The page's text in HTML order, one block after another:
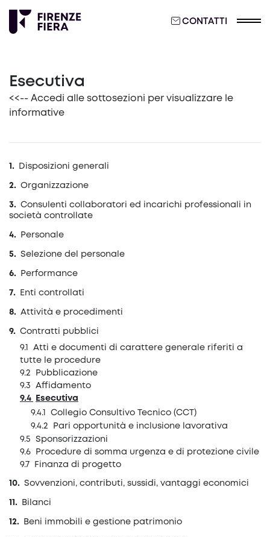
CONTATTI
Disposizioni generali
Organizzazione
Consulenti collaboratori ed incarichi professionali in
società controllate
Personale
Selezione del personale
Performance
Enti controllati
Attività e procedimenti
Contratti pubblici
Atti e documenti di carattere generale riferiti a
tutte le procedure
Pubblicazione
Affidamento
Esecutiva
Collegio Consultivo Tecnico (CCT)
Pari opportunità e inclusione lavorativa
Sponsorizzazioni
Procedure di somma urgenza e di protezione civile
Finanza di progetto
Sovvenzioni, contributi, sussidi, vantaggi economici
Bilanci
Beni immobili e gestione patrimonio
Esecutiva
<<-- Accedi alle sottosezioni per visualizzare le
informative